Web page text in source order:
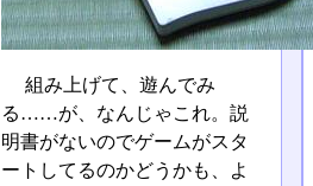
組み上げて、遊んでみ
る……が、なんじゃこれ。説
明書がないのでゲームがスタ
ートしてるのかどうかも、よ